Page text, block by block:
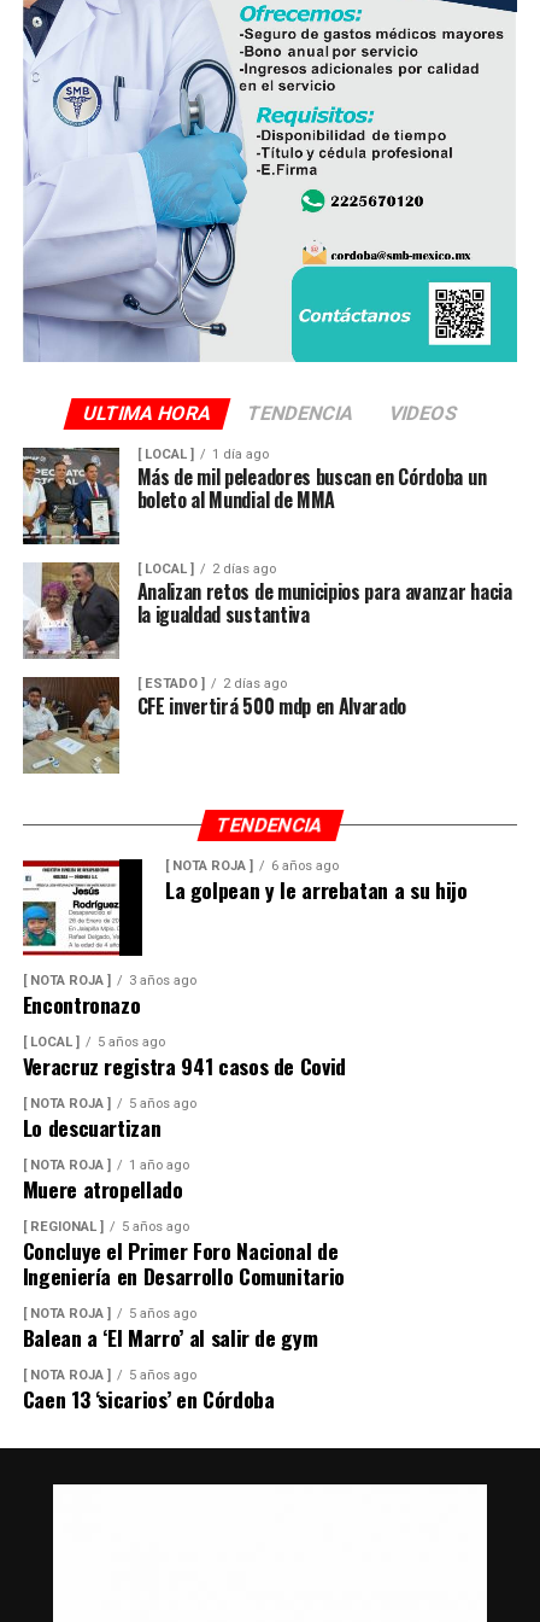
Finalmente, destacó que entre Veracruz y Puebla
operan ocho empresas productoras con más de 350
granjas avícolas, las cuales representan una importante
fuente de empleo y desarrollo económico para
comunidades rurales de ambas entidades.
ULTIMA HORA TENDENCIA VIDEOS
[ LOCAL ] 1 día ago
Más de mil peleadores buscan en Córdoba un
boleto al Mundial de MMA
[ LOCAL ] 2 días ago
Analizan retos de municipios para avanzar hacia
la igualdad sustantiva
[ ESTADO ] 2 días ago
CFE invertirá 500 mdp en Alvarado
TENDENCIA
[ NOTA ROJA ] 6 años ago
La golpean y le arrebatan a su hijo
[ NOTA ROJA ] 3 años ago
Encontronazo
[ LOCAL ] 5 años ago
Veracruz registra 941 casos de Covid
[ NOTA ROJA ] 5 años ago
Lo descuartizan
[ NOTA ROJA ] 1 año ago
Muere atropellado
[ REGIONAL ] 5 años ago
Concluye el Primer Foro Nacional de
Ingeniería en Desarrollo Comunitario
[ NOTA ROJA ] 5 años ago
Balean a ‘El Marro’ al salir de gym
[ NOTA ROJA ] 5 años ago
Caen 13 ‘sicarios’ en Córdoba